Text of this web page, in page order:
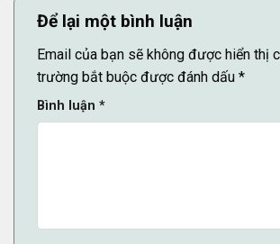
Để lại một bình luận
Email của bạn sẽ không được hiển thị
trường bắt buộc được đánh dấu *
Bình luận *